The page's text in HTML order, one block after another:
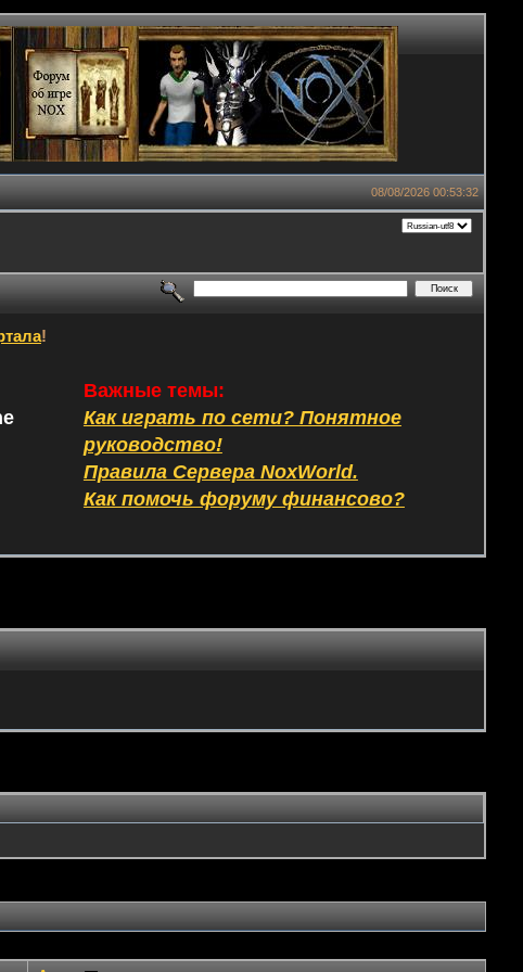
08/08/2026 00:53:32
!
Важные темы:
Как играть по сети? Понятное
руководство!
Правила Сервера NoxWorld.
Как помочь форуму финансово?